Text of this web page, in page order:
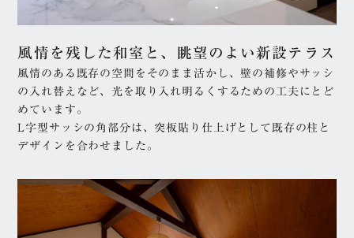
風情を残した和室と、眺望のよい新設テラス
風情のある既存の空間をそのまま活かし、壁の補修やサッシ
の入れ替えなど、光を取り入れ明るくするための工夫にとど
めています。
L字型サッシの角部分は、突板貼り仕上げとして既存の柱と
デザインを合わせました。